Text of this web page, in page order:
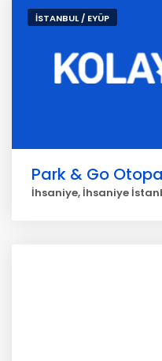
İSTANBUL / EYÜP
Park & Go
İhsaniye, İhsaniye